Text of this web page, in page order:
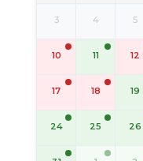
3 4 5
10 11 12
17 18 19
24 25 26